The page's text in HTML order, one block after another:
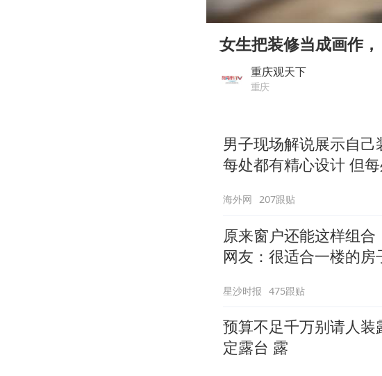
茅台部分
白海豚将
杭州全市
乐享全民
Play
00:00
女生把装修当成画作
重庆观天下
重庆
男子现场解说展示自
每处都有精心设计 但
海外网 207跟贴
原来窗户还能这样组合
网友：很适合一楼的房
星沙时报 475跟贴
预算不足千万别请人
定露台 露